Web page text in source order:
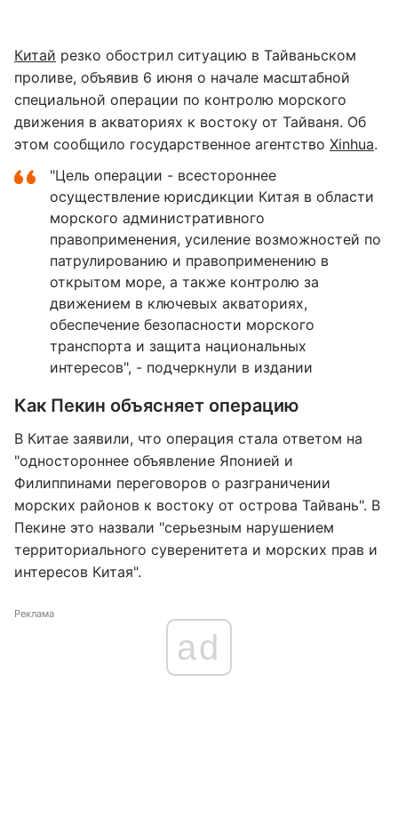
Китай резко обострил ситуацию в Тайваньском
проливе, объявив 6 июня о начале масштабной
специальной операции по контролю морского
движения в акваториях к востоку от Тайваня. Об
этом сообщило государственное агентство Xinhua.
"Цель операции - всестороннее
осуществление юрисдикции Китая в области
морского административного
правоприменения, усиление возможностей по
патрулированию и правоприменению в
открытом море, а также контролю за
движением в ключевых акваториях,
обеспечение безопасности морского
транспорта и защита национальных
интересов", - подчеркнули в издании
Как Пекин объясняет операцию
В Китае заявили, что операция стала ответом на
"одностороннее объявление Японией и
Филиппинами переговоров о разграничении
морских районов к востоку от острова Тайвань". В
Пекине это назвали "серьезным нарушением
территориального суверенитета и морских прав и
интересов Китая".
Реклама
ad